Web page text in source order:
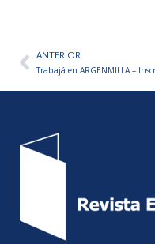
AntANTERIOR